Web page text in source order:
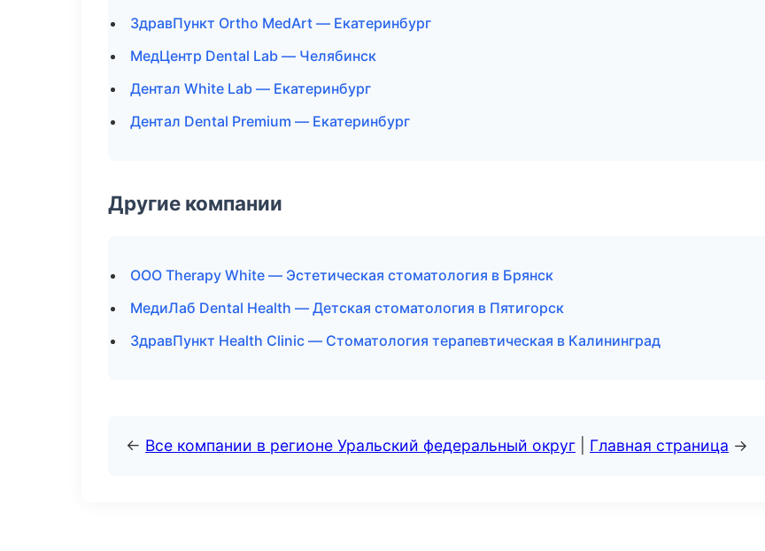
ЗдравПункт Ortho MedArt — Екатеринбург
МедЦентр Dental Lab — Челябинск
Дентал White Lab — Екатеринбург
Дентал Dental Premium — Екатеринбург
Другие компании
ООО Therapy White — Эстетическая стоматология в Брянск
МедиЛаб Dental Health — Детская стоматология в Пятигорск
ЗдравПункт Health Clinic — Стоматология терапевтическая в Калининград
← Все компании в регионе Уральский федеральный округ Главная страница →